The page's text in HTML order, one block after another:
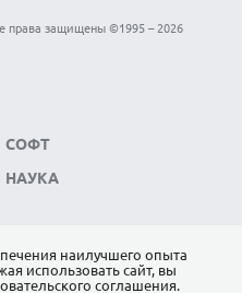
права защищены ©1995 – 2026
СОФТ
НАУКА
наилучшего опыта
использовать сайт, вы
соглашения.